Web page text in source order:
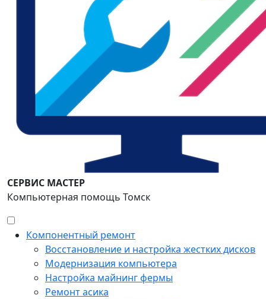
СЕРВИС МАСТЕР
Компьютерная помощь Томск
Компонентный ремонт
Восстановление и настройка жестких дисков
Модернизация компьютера
Настройка майнинг фермы
Ремонт асика